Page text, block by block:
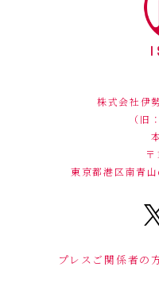
株式会社伊
（旧
東京都港区南青
プレスご関係者の